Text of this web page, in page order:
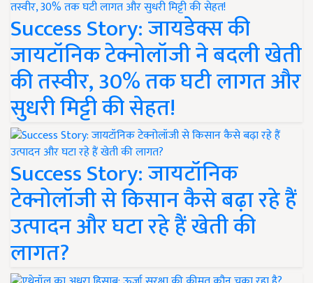
Success Story: जायडेक्स की
जायटॉनिक टेक्नोलॉजी ने बदली खेती
की तस्वीर, 30% तक घटी लागत और
सुधरी मिट्टी की सेहत!
Success Story: जायटॉनिक
टेक्नोलॉजी से किसान कैसे बढ़ा रहे हैं
उत्पादन और घटा रहे हैं खेती की
लागत?